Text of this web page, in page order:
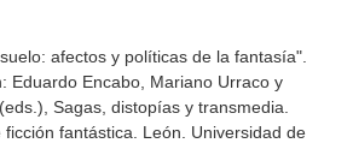
afectos y políticas de la fantasía".
Eduardo Encabo, Mariano Urraco y
Sagas, distopías y transmedia.
ficción fantástica . León. Universidad de